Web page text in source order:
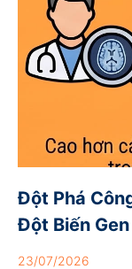
Đột Phá
Đột Biến
23/07/2026